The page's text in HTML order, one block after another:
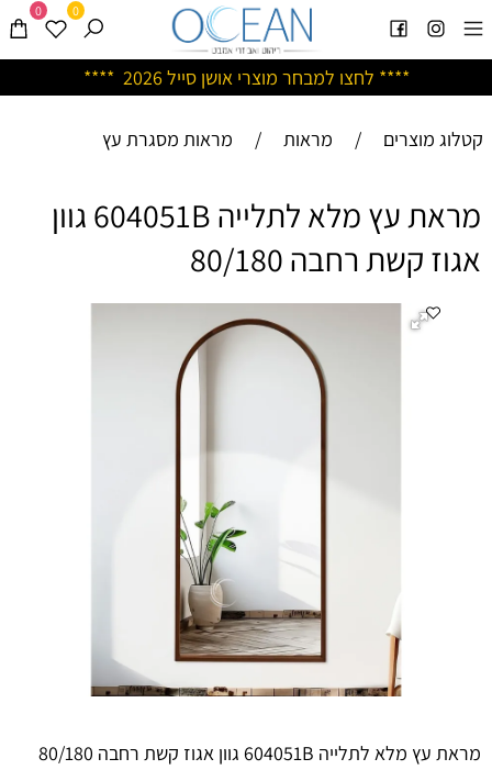
**** לחצו למבחר מוצרי אושן סייל 2026 ****
0 0
קטלוג מוצרים / מראות / מראות מסגרת עץ
מראת עץ מלא לתלייה 604051B גוון
אגוז קשת רחבה 80/180
מראת עץ מלא לתלייה 604051B גוון אגוז קשת רחבה 80/180